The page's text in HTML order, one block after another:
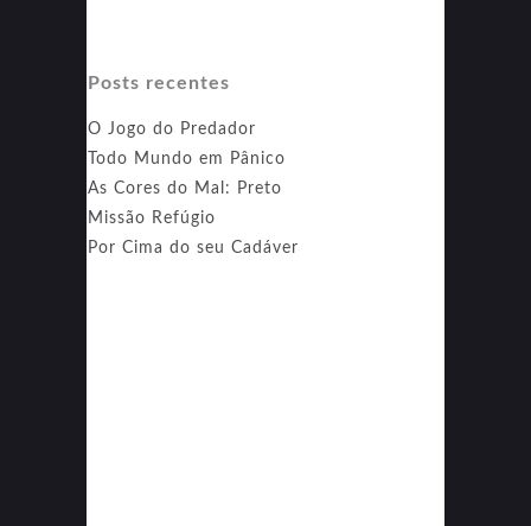
Posts recentes
O Jogo do Predador
Todo Mundo em Pânico
As Cores do Mal: Preto
Missão Refúgio
Por Cima do seu Cadáver